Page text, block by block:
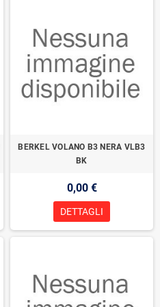
BERKEL VOLANO B3 NERA VLB3
BK
0,00 €
DETTAGLI